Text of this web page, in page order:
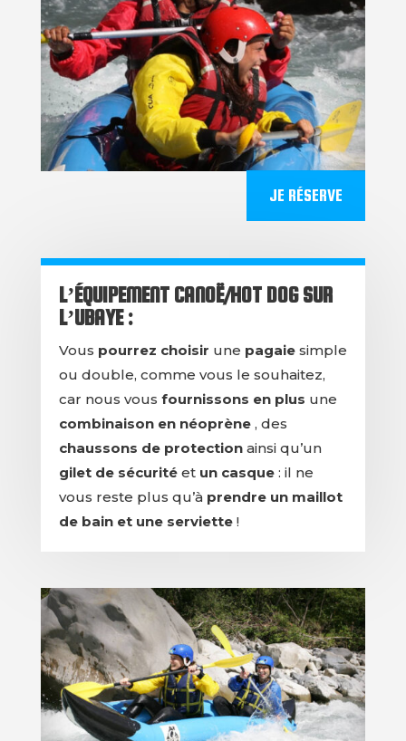
JE RÉSERVE
L’ÉQUIPEMENT CANOË/HOT DOG SUR
L’UBAYE :
Vous pourrez choisir une pagaiesimple
ou double, comme vous le souhaitez,
car nous vous fournissons en plus une
combinaison en néoprène , des
chaussons de protectionainsi qu’un
gilet de sécuritéetun casque: il ne
vous reste plus qu’à prendre un maillot
de bain et une serviette!